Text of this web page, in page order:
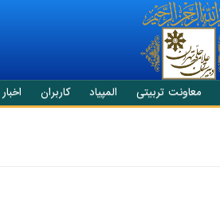
معاونت تربیتی المپیاد کاربران اخبار